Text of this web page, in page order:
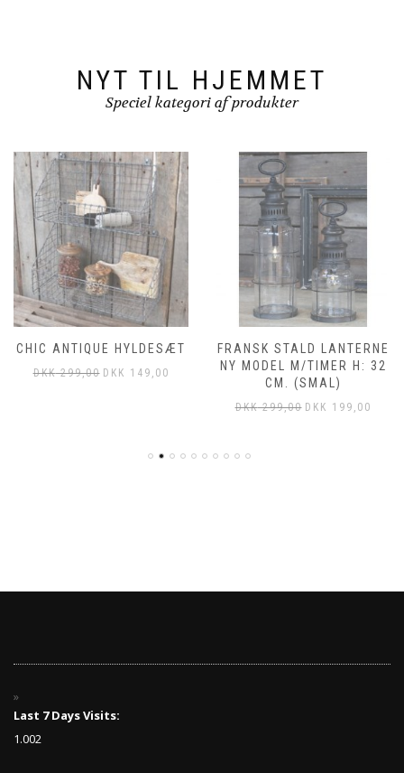
NYT TIL HJEMMET
Speciel kategori af produkter
CHIC ANTIQUE HYLDESÆT
DKK299,00 DKK 149,00
FRANSK STALD LANTERNE
NY MODEL M/TIMER H: 32
CM. (SMAL)
DKK299,00 DKK 199,00
Last 7 Days Visits:
1.002